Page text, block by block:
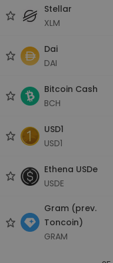
Stellar
XLM
Dai
DAI
Bitcoin Cash
BCH
USD1
USD1
Ethena USDe
USDE
Gram (prev.
Toncoin)
GRAM